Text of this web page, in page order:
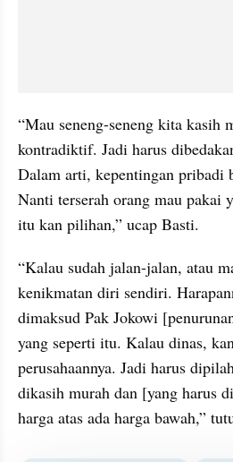
“Mau seneng-seneng kita kasih
kontradiktif. Jadi harus
Dalam arti, kepentingan pribadi
Nanti terserah orang mau pakai
itu kan pilihan,” ucap Basti.
“Kalau sudah jalan-jalan, atau
kenikmatan diri sendiri.
dimaksud Pak Jokowi
yang seperti itu. Kalau dinas,
perusahaannya. Jadi harus
dikasih murah dan [yang harus
harga atas ada harga bawah,”